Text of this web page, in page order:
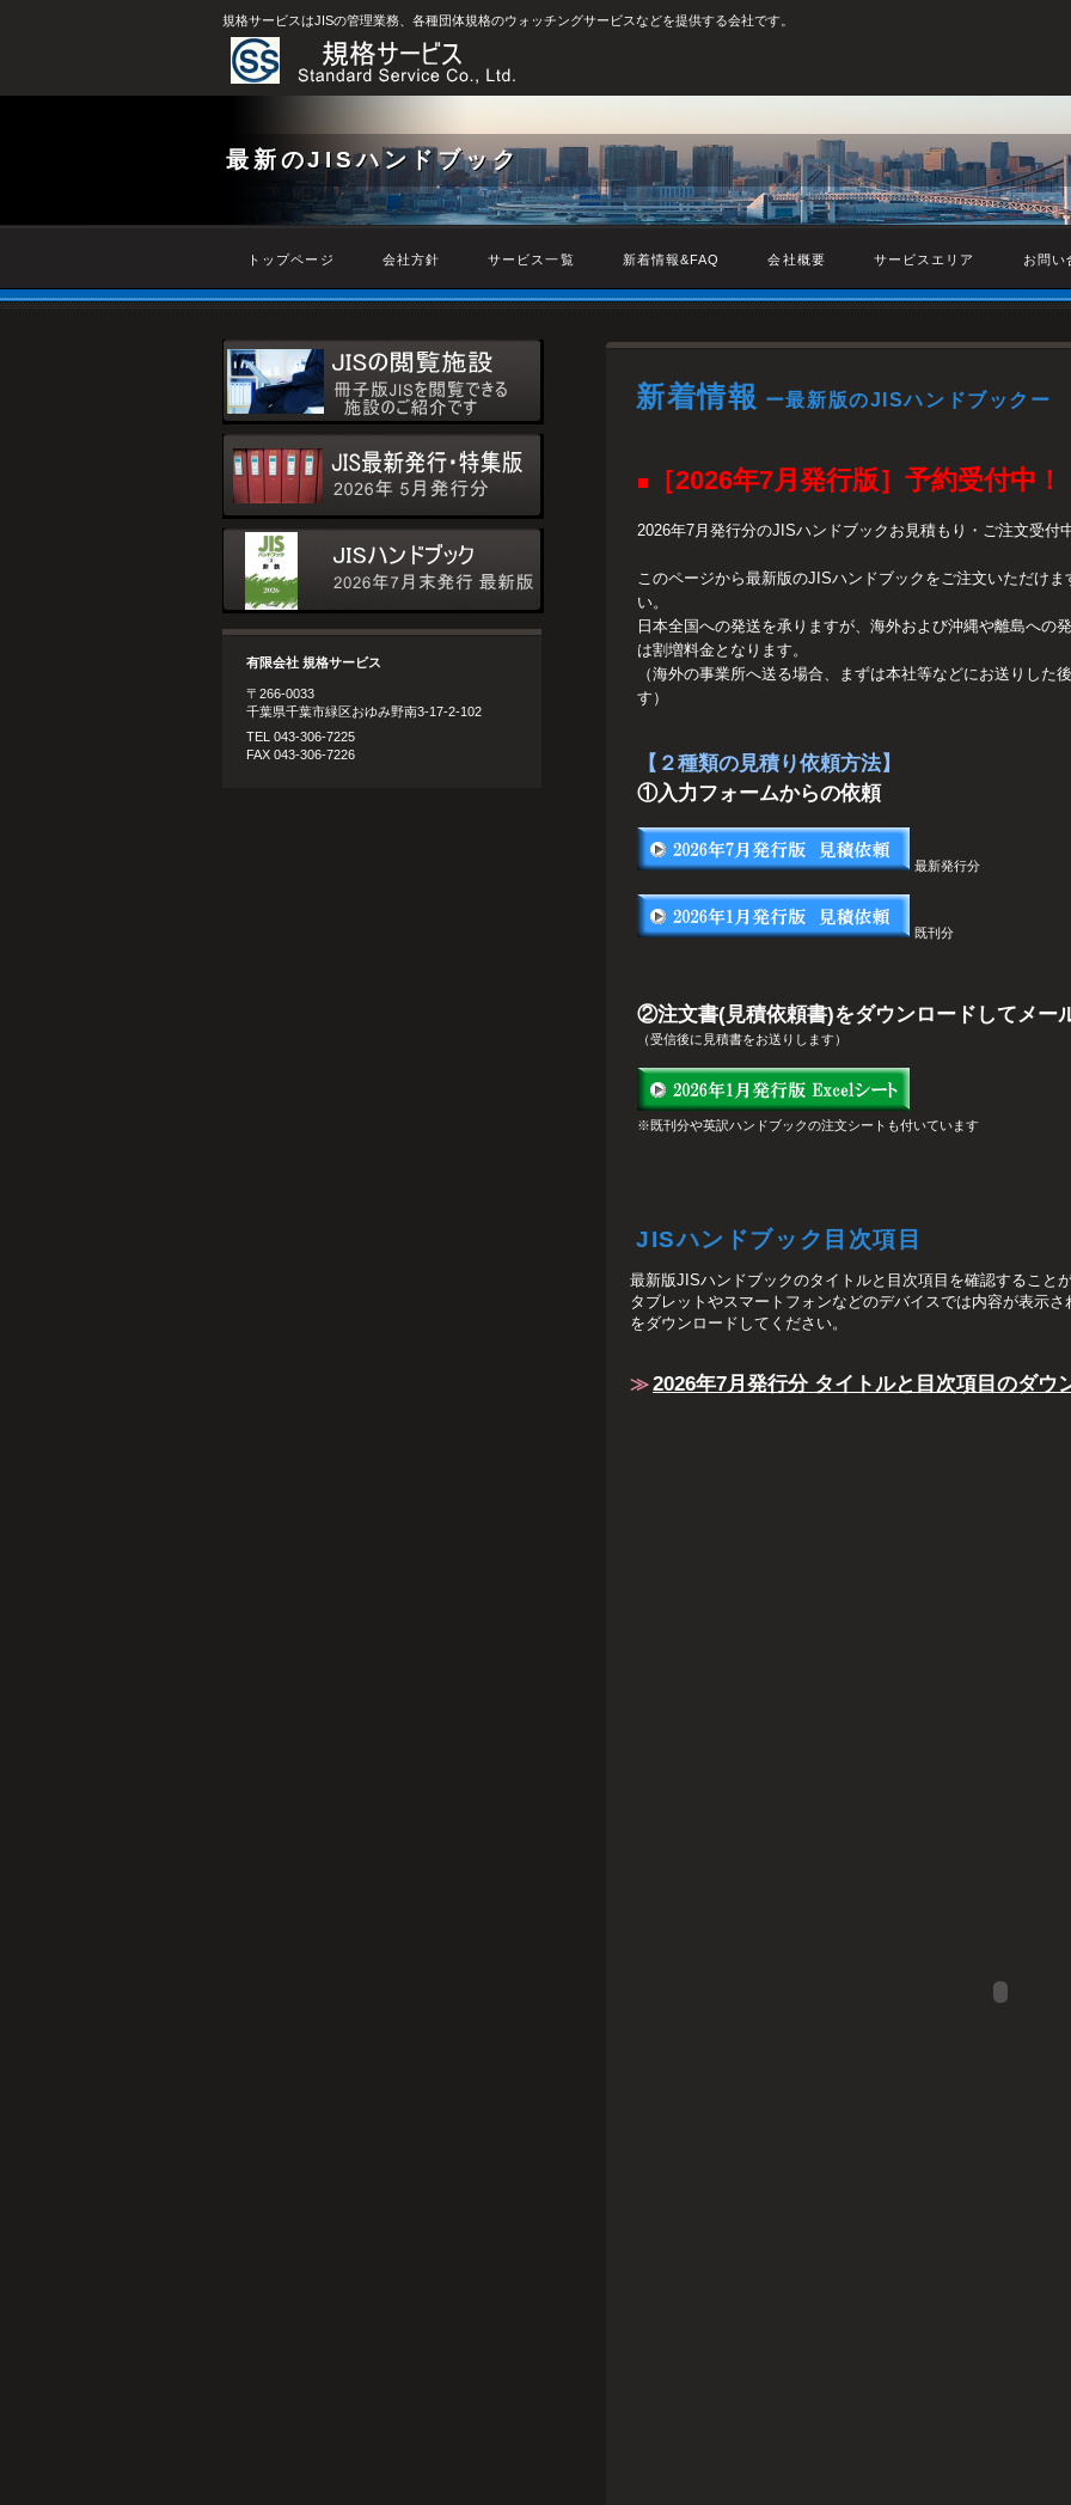
規格サービスはJISの管理業務、各種団体規格のウォッチングサービスなどを提供する会社です。
最新のJISハンドブック
新着情報 ー最新版のJISハンドブックー
■ ［2026年7月発行版］予約受付中！
2026年7月発行分のJISハンドブックお見積もり・ご注文受付
このページから最新版のJISハンドブックをご注文いただけ
い。
日本全国への発送を承りますが、海外および沖縄や離島への
は割増料金となります。
（海外の事業所へ送る場合、まずは本社等などにお送りした
す）
【２種類の見積り依頼方法】
①入力フォームからの依頼
最新発行分
既刊分
②注文書(見積依頼書)をダウンロードしてメー
（受信後に見積書をお送りします）
※既刊分や英訳ハンドブックの注文シートも付いています
JISハンドブック目次項目
最新版JISハンドブックのタイトルと目次項目を確認すること
タブレットやスマートフォンなどのデバイスでは内容が表示
をダウンロードしてください。
≫2026年7月発行分 タイトルと目次項目のダウ
トップページ 会社方針 サービス一覧 新着情報&FAQ 会社概要 サービスエリア お問い
有限会社 規格サービス
〒266-0033
千葉県千葉市緑区おゆみ野南3-17-2-102
TEL 043-306-7225
FAX 043-306-7226